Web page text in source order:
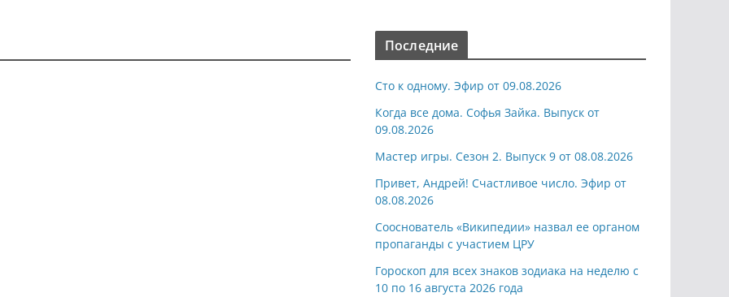
Последние
Сто к одному. Эфир от 09.08.2026
Когда все дома. Софья Зайка. Выпуск от
09.08.2026
Мастер игры. Сезон 2. Выпуск 9 от 08.08.2026
Привет, Андрей! Счастливое число. Эфир от
08.08.2026
Сооснователь «Википедии» назвал ее органом
пропаганды с участием ЦРУ
Гороскоп для всех знаков зодиака на неделю с
10 по 16 августа 2026 года